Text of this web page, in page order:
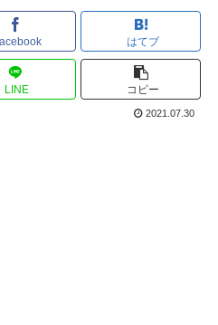
はてブ
LINE コピー
2021.07.30